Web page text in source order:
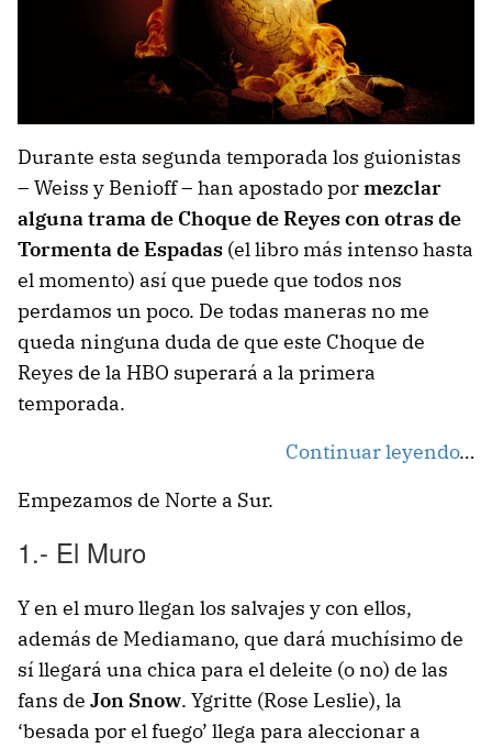
Durante esta segunda temporada los guionistas
– Weiss y Benioff – han apostado pormezclar
alguna trama de Choque de Reyes con otras de
Tormenta de Espadas (el libro más intenso hasta
el momento) así que puede que todos nos
perdamos un poco. De todas maneras no me
queda ninguna duda de que este Choque de
Reyes de la HBO superará a la primera
temporada.
Continuar leyendo…
Empezamos de Norte a Sur.
1.- El Muro
Y en el muro llegan los salvajes y con ellos,
además de Mediamano, que dará muchísimo de
sí llegará una chica para el deleite (o no) de las
fans de Jon Snow. Ygritte (Rose Leslie), la
‘besada por el fuego’ llega para aleccionar a